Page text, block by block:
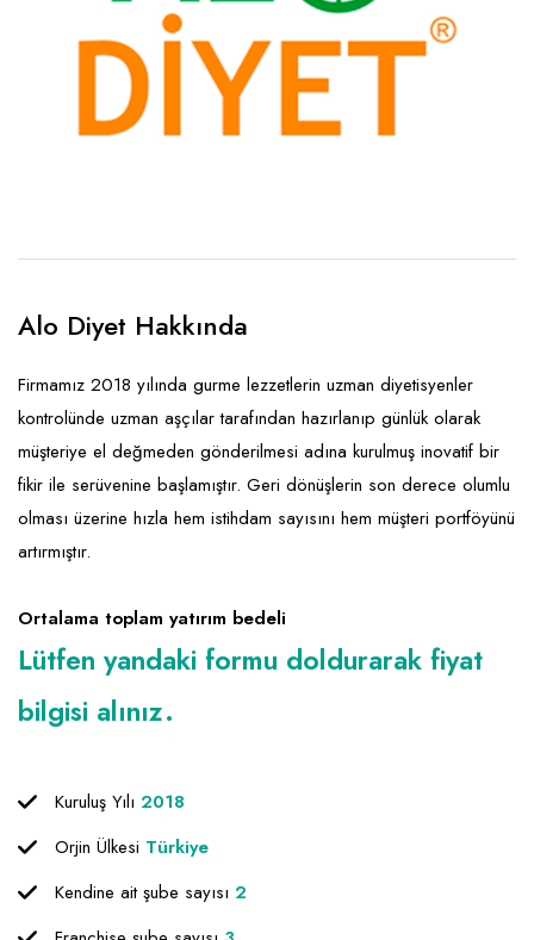
Alo Diyet Hakkında
Firmamız 2018 yılında gurme lezzetlerin uzman diyetisyenler
kontrolünde uzman aşçılar tarafından hazırlanıp günlük olarak
müşteriye el değmeden gönderilmesi adına kurulmuş inovatif bir
fikir ile serüvenine başlamıştır. Geri dönüşlerin son derece olumlu
olması üzerine hızla hem istihdam sayısını hem müşteri portföyünü
artırmıştır.
Ortalama toplam yatırım bedeli
Lütfen yandaki formu doldurarak fiyat
bilgisi alınız.
Kuruluş Yılı 2018
Orjin Ülkesi Türkiye
Kendine ait şube sayısı 2